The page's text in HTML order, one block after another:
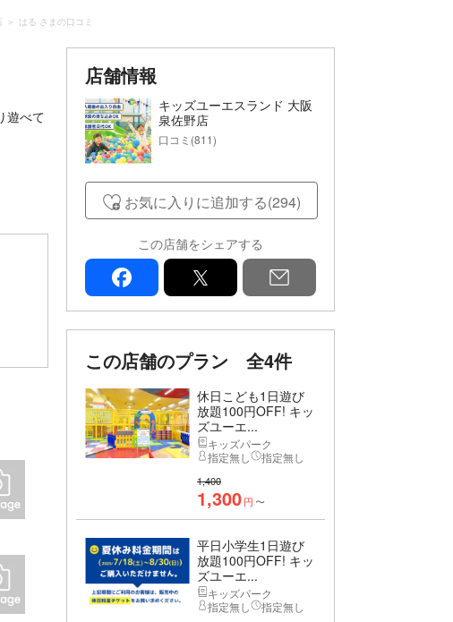
はる さまの口コミ
遊べて
店舗情報
キッズユーエスランド 大阪
泉佐野店
口コミ(811)
お気に入りに追加する(294)
この店舗をシェアする
facebook
この店舗のプラン 全4件
休日こども1日遊び
放題100円OFF! キッ
ズユーエ...
キッズパーク
指定無し
指定無し
1,400
1,300円 〜
平日小学生1日遊び
放題100円OFF! キッ
ズユーエ...
キッズパーク
指定無し
指定無し